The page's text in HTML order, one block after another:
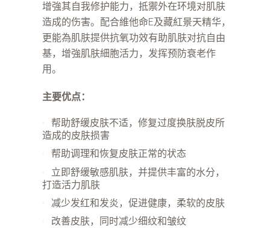
增強其自我修护能力，抵禦外在环境对肌肤
造成的伤害。配合維他命E及藏紅景天精华，
更能為肌肤提供抗氧功效有助肌肤对抗自由
基，增強肌肤細胞活力，发挥预防衰老作
用。
主要优点：
帮助舒缓皮肤不适，修复过度换肤脱皮所
造成的皮肤损害
帮助调理和恢复皮肤正常的状态
立即舒缓敏感肌肤，并提供丰富的水分，
打造活力肌肤
减少发红和发炎，促进健康，柔软的皮肤
改善皮肤，同时减少细纹和皱纹